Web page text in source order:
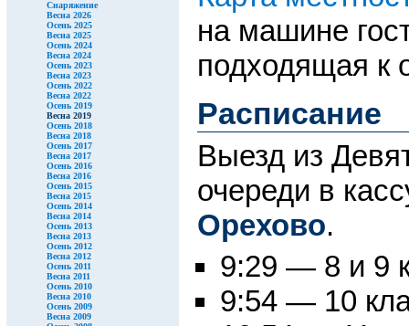
Снаряжение
Весна 2026
Осень 2025
Весна 2025
Осень 2024
Весна 2024
Осень 2023
Весна 2023
Осень 2022
Весна 2022
Осень 2019
Весна 2019
Осень 2018
Весна 2018
Осень 2017
Весна 2017
Осень 2016
Весна 2016
Осень 2015
Весна 2015
Осень 2014
Весна 2014
Осень 2013
Весна 2013
Осень 2012
Весна 2012
Осень 2011
Весна 2011
Осень 2010
Весна 2010
Осень 2009
Весна 2009
на машине
подходящая к
Расписание
Выезд из
очереди в
Орехово.
9:29 — 8 и 9
9:54 — 10